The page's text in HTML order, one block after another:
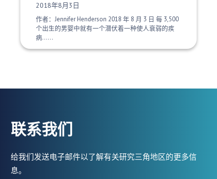
发布日期：
2018年8月3日
作者：Jennifer Henderson 2018 年 8 月 3 日 每 3,500
个出生的男婴中就有一个潜伏着一种使人衰弱的疾
病......
联系我们
给我们发送电子邮件以了解有关研究三角地区的更多信
息。